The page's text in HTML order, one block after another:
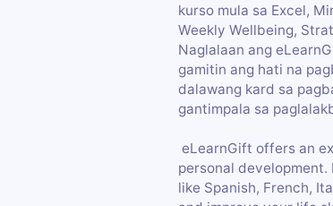
kurso mula sa Excel,
Weekly Wellbeing,
Naglalaan ang
gamitin ang hati na
dalawang kard sa
gantimpala sa
eLearnGift offers an
personal
like Spanish, French,